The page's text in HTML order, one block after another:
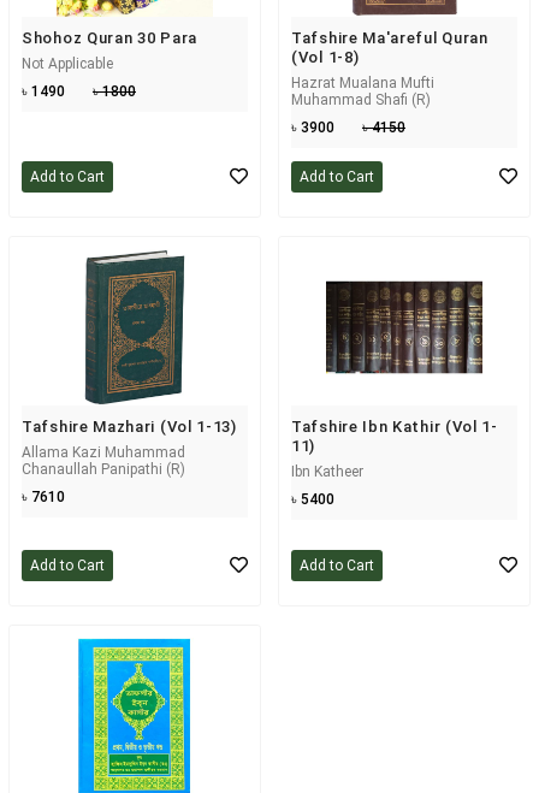
Shohoz Quran 30 Para
Not Applicable
৳ 1490
৳ 1800
Add to Cart
Tafshire Ma'areful Quran
(Vol 1-8)
Hazrat Mualana Mufti
Muhammad Shafi (R)
৳ 3900
৳ 4150
Add to Cart
Tafshire Mazhari (Vol 1-13)
Allama Kazi Muhammad
Chanaullah Panipathi (R)
৳ 7610
Add to Cart
Tafshire Ibn Kathir (Vol 1-
11)
Ibn Katheer
৳ 5400
Add to Cart